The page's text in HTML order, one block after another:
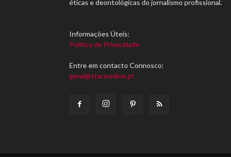
éticas e deontológicas do jornalismo profissional.
Informações Úteis:
Política de Privacidade
Entre em contacto Connosco:
geral@starsonline.pt